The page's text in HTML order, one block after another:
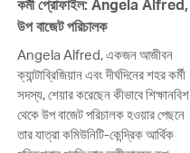
কর্মী প্রোফাইল: Angela Alfred,
উপ বাজেট পরিচালক
Angela Alfred, একজন আজীবন
ক্যান্টাব্রিজিয়ান এবং দীর্ঘদিনের শহর কর্মী
সদস্য, শেয়ার করেছেন কীভাবে শিক্ষানবিশ
থেকে উপ বাজেট পরিচালক হওয়ার পেছনে
তার যাত্রা কমিউনিটি-কেন্দ্রিক আর্থিক